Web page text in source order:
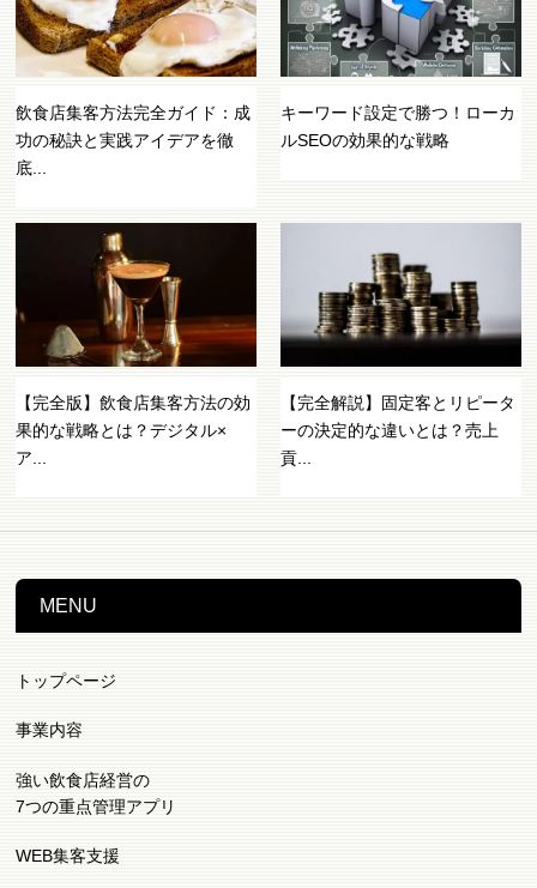
飲食店集客方法完全ガイド：成
功の秘訣と実践アイデアを徹
底...
キーワード設定で勝つ！ローカ
ルSEOの効果的な戦略
【完全版】飲食店集客方法の効
果的な戦略とは？デジタル×
ア...
【完全解説】固定客とリピータ
ーの決定的な違いとは？売上
貢...
MENU
トップページ
事業内容
強い飲食店経営の
7つの重点管理アプリ
WEB集客支援